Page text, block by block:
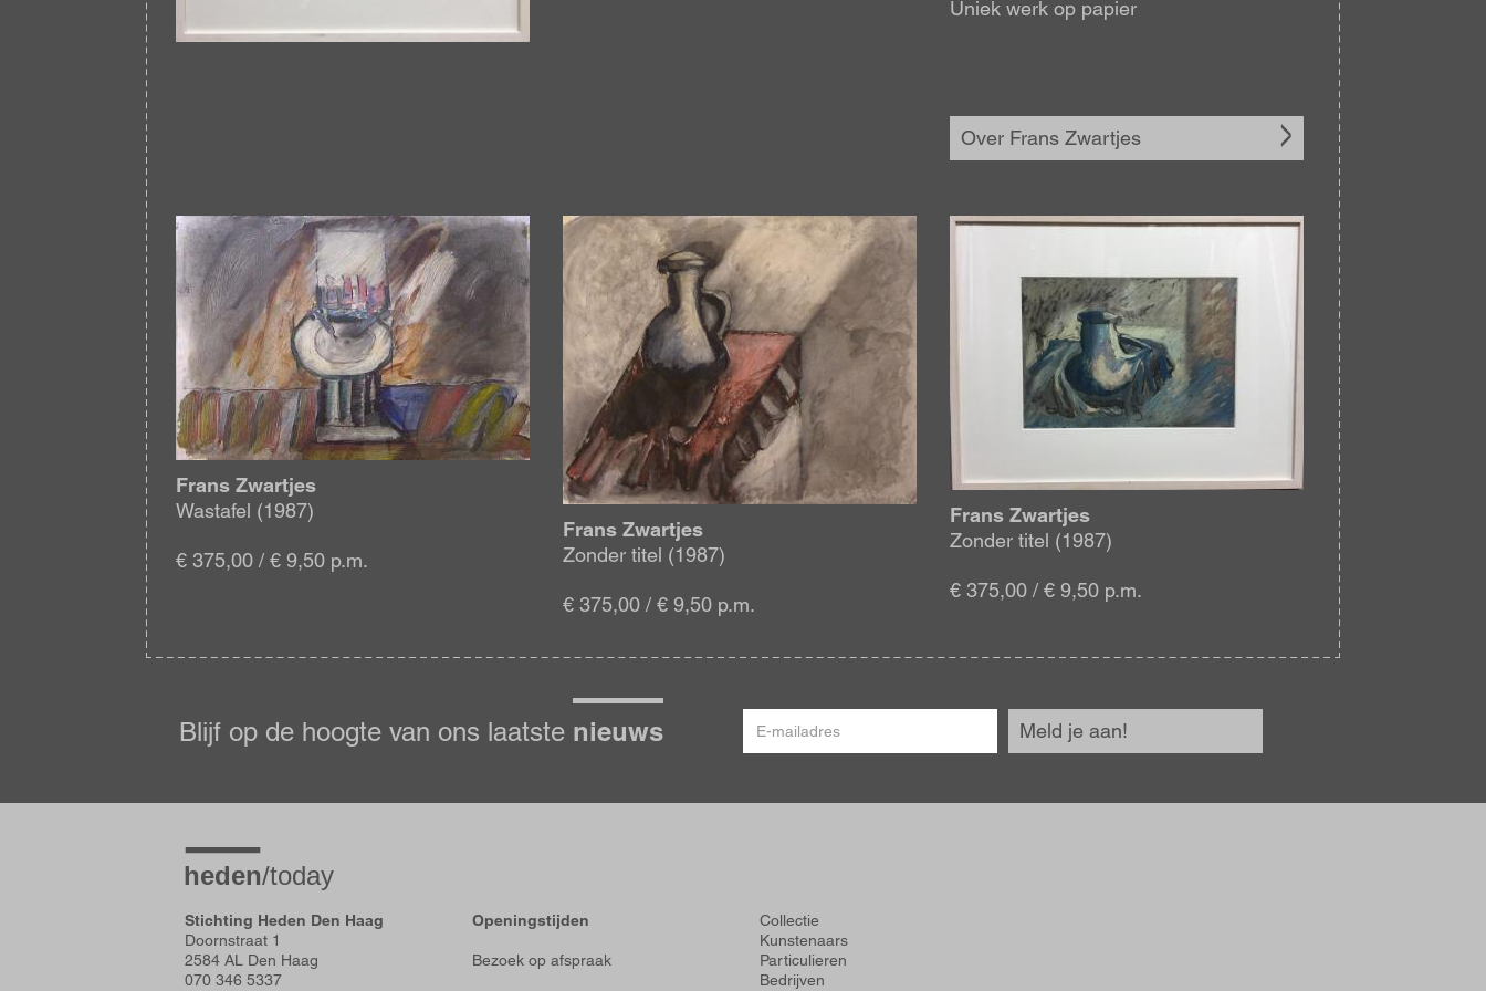
Uniek werk op papier
Over Frans Zwartjes
Afbeelding
Frans Zwartjes
Wastafel (1987)
€ 375,00 / € 9,50 p.m.
Afbeelding
Frans Zwartjes
Zonder titel (1987)
€ 375,00 / € 9,50 p.m.
Afbeelding
Frans Zwartjes
Zonder titel (1987)
€ 375,00 / € 9,50 p.m.
de
hoogte
Blijf op de hoogte van ons laatste nieuws
mailadres
Meld je aan!
Stichting Heden Den Haag
Doornstraat 1
2584 AL Den Haag
070 346 5337
Openingstijden
Bezoek op afspraak
Voet
Collectie
Kunstenaars
Particulieren
Bedrijven